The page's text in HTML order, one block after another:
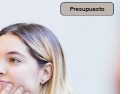
Presupuesto